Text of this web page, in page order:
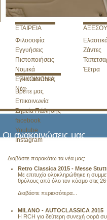
ETAIΡΕΙΑ
Φιλοσοφία
Εγγυήσεις
Πιστοποιήσεις
Νομικά
Εγκαταστάσεις
Νέα
Ζάντες
Έξτρα
ΕΠΙΚΟΙΝΩΝΙΑ
Βρείτε μας
Επικοινωνία
Σημεία Πώλησης
facebook
Youtube
Instagram
Οι ανακοινώσεις μας
Διαβάστε παρακάτω τα νέα μας:
Retro Classica 2015 - Messe
Με επιτυχία ολοκληρώθηκε η
θρύλους από όλο τον κόσμο στις
Διαβάστε περισσότερα...
MILANO - AUTOCLASSICA 2015
Η RCH για δεύτερη συνεχή φορά